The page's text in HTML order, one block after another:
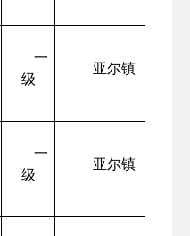
一
级
亚尔镇
一
级
亚尔镇